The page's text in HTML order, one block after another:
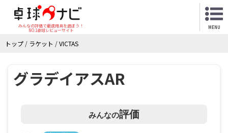
みんなの評価で最適用具を選ぼう！
NO.1卓球レビューサイト
MENU
トップ / ラケット /VICTAS
グラデイアスAR
みんなの評価